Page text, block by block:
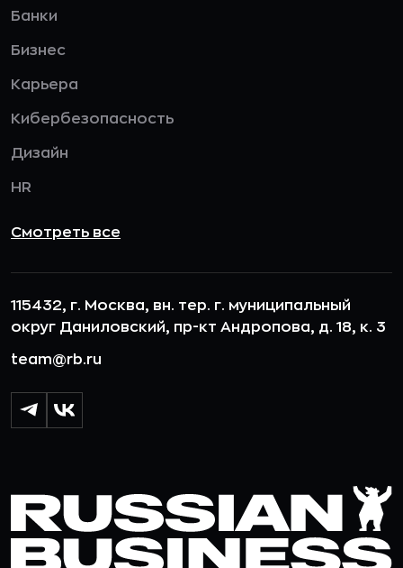
Банки
Бизнес
Карьера
Кибербезопасность
Дизайн
HR
Смотреть все
115432, г. Москва, вн. тер. г. муниципальный
округ Даниловский, пр-кт Андропова, д. 18, к. 3
team@rb.ru